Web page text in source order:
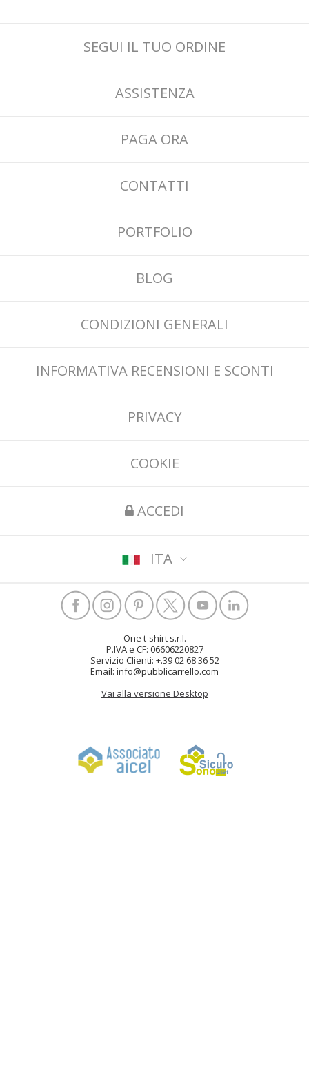
SEGUI IL TUO ORDINE
ASSISTENZA
PAGA ORA
CONTATTI
PORTFOLIO
BLOG
CONDIZIONI GENERALI
INFORMATIVA RECENSIONI E SCONTI
PRIVACY
COOKIE
ACCEDI
ITA
One t-shirt s.r.l.
P.IVA e CF: 06606220827
Servizio Clienti: +.39 02 68 36 52
Email: info@pubblicarrello.com
Vai alla versione Desktop